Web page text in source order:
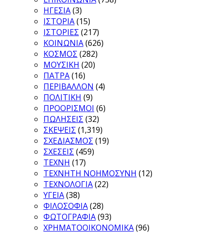
ΗΓΕΣΙΑ(3)
ΙΣΤΟΡΙΑ(15)
ΙΣΤΟΡΙΕΣ (217)
ΚΟΙΝΩΝΙΑ(626)
ΚΟΣΜΟΣ (282)
ΜΟΥΣΙΚΗ (20)
ΠΑΤΡΑ(16)
ΠΕΡΙΒΑΛΛΟΝ (4)
ΠΟΛΙΤΙΚΗ (9)
ΠΡΟΟΡΙΣΜΟΙ (6)
ΠΩΛΗΣΕΙΣ (32)
ΣΚΕΨΕΙΣ (1,319)
ΣΧΕΔΙΑΣΜΟΣ (19)
ΣΧΕΣΕΙΣ (459)
ΤΕΧΝΗ (17)
ΤΕΧΝΗΤΗ ΝΟΗΜΟΣΥΝΗ (12)
ΤΕΧΝΟΛΟΓΙΑ(22)
ΥΓΕΙΑ(38)
ΦΙΛΟΣΟΦΙΑ(28)
ΦΩΤΟΓΡΑΦΙΑ(93)
ΧΡΗΜΑΤΟΟΙΚΟΝΟΜΙΚΑ(96)